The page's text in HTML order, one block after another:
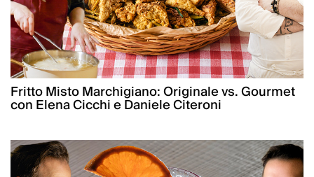
Fritto Misto Marchigiano: Originale vs. Gourmet
con Elena Cicchi e Daniele Citeroni